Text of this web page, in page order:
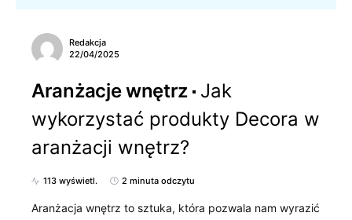
Redakcja
22/04/2025
Aranżacje wnętrz Jak
wykorzystać produkty Decora w
aranżacji wnętrz?
113 wyświetl. 2 minuta odczytu
Aranżacja wnętrz to sztuka, która pozwala nam wyrazić